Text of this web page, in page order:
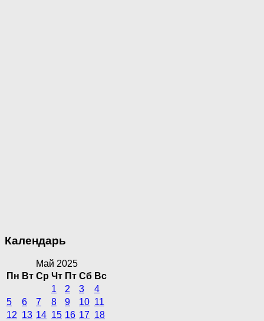
Календарь
Май 2025
Пн Вт Ср Чт Пт Сб Вс
1
2 3
4
5
6 7 8 9 10 11
12 13 14 15 16 17 18